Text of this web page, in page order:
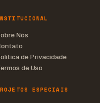
Nós
de Privacidade
de Uso
ESPECIAIS